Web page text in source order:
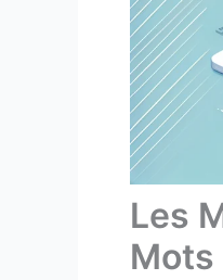
Les
Mots